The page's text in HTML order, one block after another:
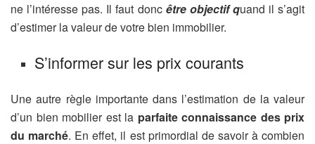
ne l’intéresse pas. Il faut donc être objectifquand il s’agit
d’estimer la valeur de votre bien immobilier.
S’informer sur les prix courants
Une autre règle importante dans l’estimation de la valeur
d’un bien mobilier est la parfaite connaissance des prix
du marché. En effet, il est primordial de savoir à combien